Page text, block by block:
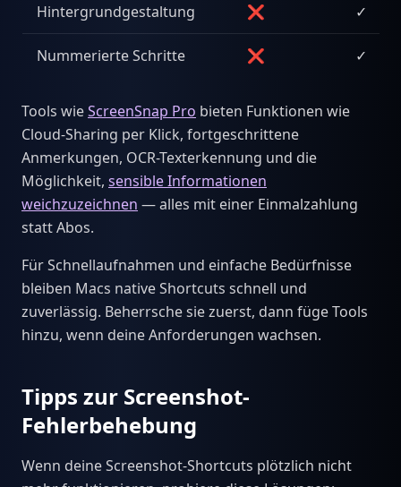
Hintergrundgestaltung ❌ ✓
Nummerierte Schritte ❌ ✓
Tools wieScreenSnap Pro bieten Funktionen wie
Cloud-Sharing per Klick, fortgeschrittene
Anmerkungen, OCR-Texterkennung und die
Möglichkeit, sensible Informationen
weichzuzeichnen — alles mit einer Einmalzahlung
statt Abos.
Für Schnellaufnahmen und einfache Bedürfnisse
bleiben Macs native Shortcuts schnell und
zuverlässig. Beherrsche sie zuerst, dann füge Tools
hinzu, wenn deine Anforderungen wachsen.
Tipps zur Screenshot-
Fehlerbehebung
Wenn deine Screenshot-Shortcuts plötzlich nicht